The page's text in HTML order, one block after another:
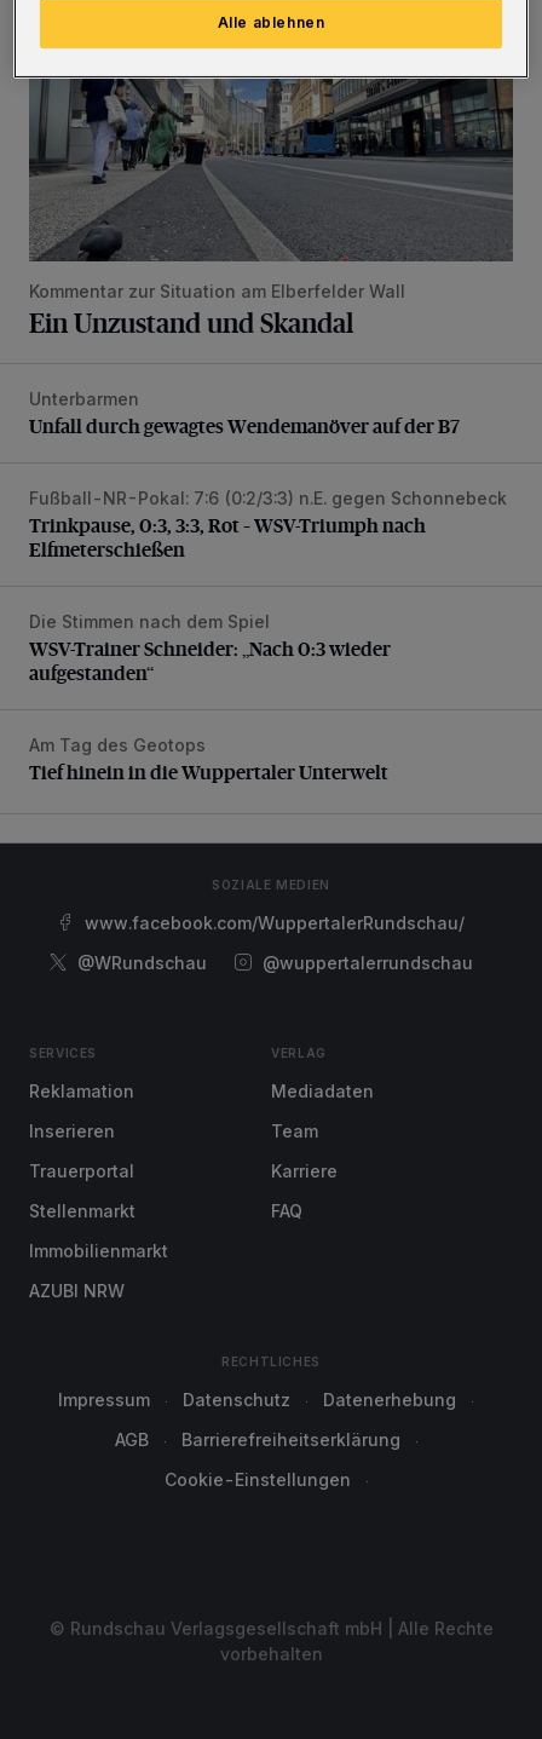
Kommentar zur Situation am Elberfelder Wall
Ein Unzustand und Skandal
Unfall durch gewagtes Wendemanöver auf der B7
Unterbarmen
Unfall durch gewagtes Wendemanöver auf der B7
Trinkpause, 0:3, 3:3, Rot – WSV-Triumph nach
Fußball-NR-Pokal: 7:6 (0:2/3:3) n.E. gegen Schonnebeck
Trinkpause, 0:3, 3:3, Rot – WSV-Triumph nach
Elfmeterschießen
WSV-Trainer Schneider: „Nach 0:3 wieder aufgestanden“
Die Stimmen nach dem Spiel
WSV-Trainer Schneider: „Nach 0:3 wieder
aufgestanden“
Tief hinein in die Wuppertaler Unterwelt
Am Tag des Geotops
Tief hinein in die Wuppertaler Unterwelt
SOZIALE MEDIEN
www.facebook.com/WuppertalerRundschau/
@WRundschau
@wuppertalerrundschau
SERVICES
Reklamation
Inserieren
Trauerportal
Stellenmarkt
Immobilienmarkt
AZUBI NRW
VERLAG
Mediadaten
Team
Karriere
FAQ
RECHTLICHES
Impressum Datenschutz
Datenerhebung
AGB
Barrierefreiheitserklärung
Cookie-Einstellungen
© Rundschau Verlagsgesellschaft mbH | Alle Rechte
vorbehalten
Alle ablehnen